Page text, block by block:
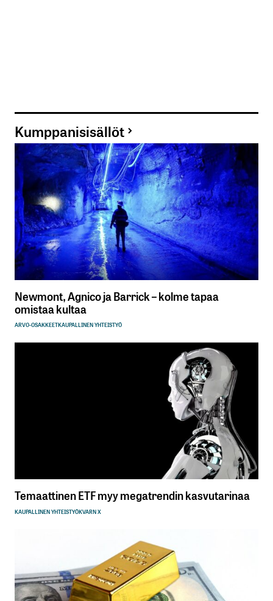
Kumppanisisällöt
Newmont, Agnico ja Barrick – kolme tapaa
omistaa kultaa
ARVO-OSAKKEETKAUPALLINEN YHTEISTYÖ
Temaattinen ETF myy megatrendin kasvutarinaa
KAUPALLINEN YHTEISTYÖKVARN X